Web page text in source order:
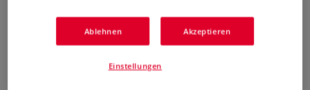
Nachfüllen ohne Überfüllen.
Mehr
Ablehnen Akzeptieren
Einstellungen